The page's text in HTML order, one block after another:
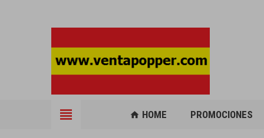
view_headline home HOME PROMOCIONES